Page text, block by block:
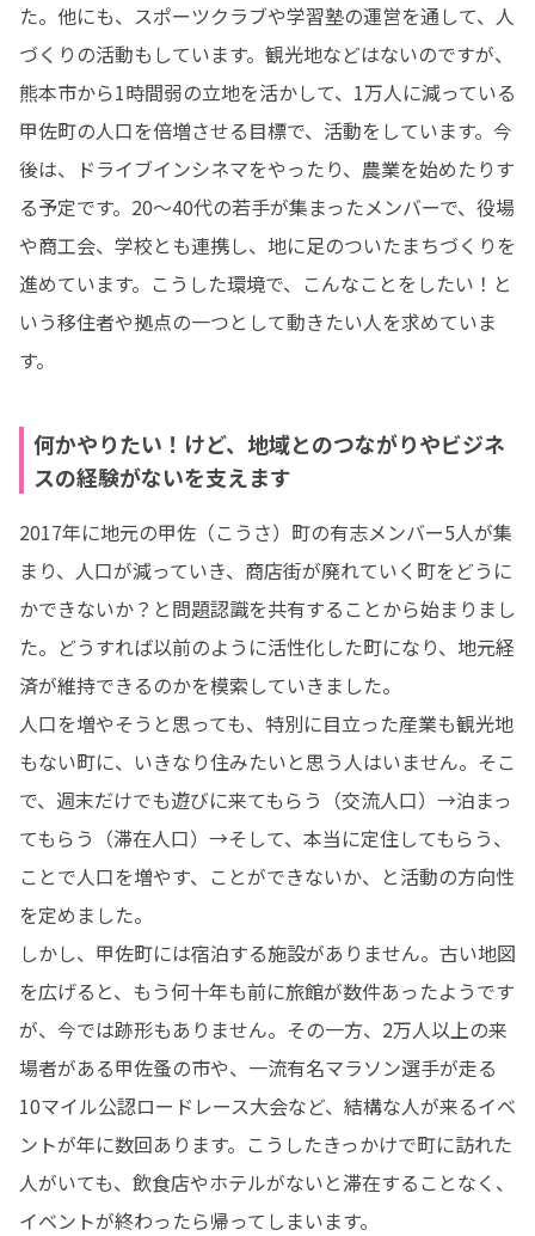
た。他にも、スポーツクラブや学習塾の運営を通して、人
づくりの活動もしています。観光地などはないのですが、
熊本市から1時間弱の立地を活かして、1万人に減っている
甲佐町の人口を倍増させる目標で、活動をしています。今
後は、ドライブインシネマをやったり、農業を始めたりす
る予定です。20～40代の若手が集まったメンバーで、役場
や商工会、学校とも連携し、地に足のついたまちづくりを
進めています。こうした環境で、こんなことをしたい！と
いう移住者や拠点の一つとして動きたい人を求めていま
す。
何かやりたい！けど、地域とのつながりやビジネ
スの経験がないを支えます
2017年に地元の甲佐（こうさ）町の有志メンバー5人が集
まり、人口が減っていき、商店街が廃れていく町をどうに
かできないか？と問題認識を共有することから始まりまし
た。どうすれば以前のように活性化した町になり、地元経
済が維持できるのかを模索していきました。
人口を増やそうと思っても、特別に目立った産業も観光地
もない町に、いきなり住みたいと思う人はいません。そこ
で、週末だけでも遊びに来てもらう（交流人口）→泊まっ
てもらう（滞在人口）→そして、本当に定住してもらう、
ことで人口を増やす、ことができないか、と活動の方向性
を定めました。
しかし、甲佐町には宿泊する施設がありません。古い地図
を広げると、もう何十年も前に旅館が数件あったようです
が、今では跡形もありません。その一方、2万人以上の来
場者がある甲佐蚤の市や、一流有名マラソン選手が走る
10マイル公認ロードレース大会など、結構な人が来るイベ
ントが年に数回あります。こうしたきっかけで町に訪れた
人がいても、飲食店やホテルがないと滞在することなく、
イベントが終わったら帰ってしまいます。